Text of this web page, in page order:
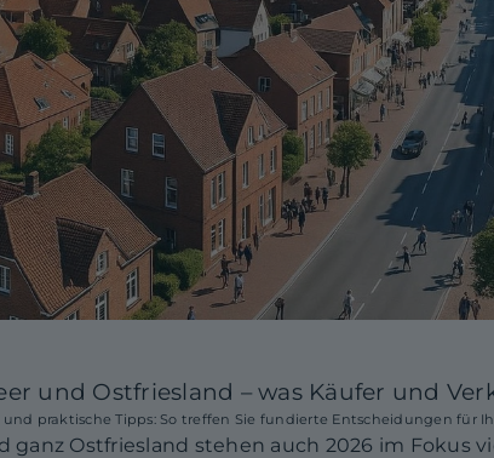
und Ostfriesland – was Käufer und
praktische Tipps: So treffen Sie fundierte Entscheidungen für
ganz Ostfriesland stehen auch 2026 im Fokus